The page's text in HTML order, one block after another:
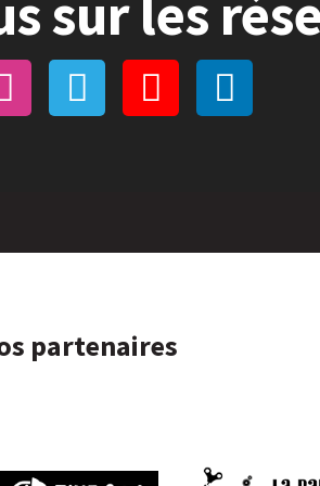
sur les
partenaires